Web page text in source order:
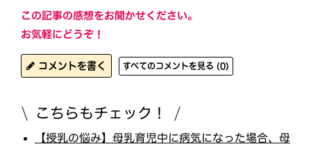
この記事の感想をお聞かせください。
お気軽にどうぞ！
コメントを書く すべてのコメントを見る (0)
こちらもチェック！
【授乳の悩み】母乳育児中に病気になった場合、母